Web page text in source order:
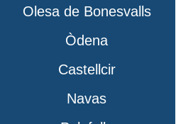
Olesa de Bonesvalls
Òdena
Castellcir
Navas